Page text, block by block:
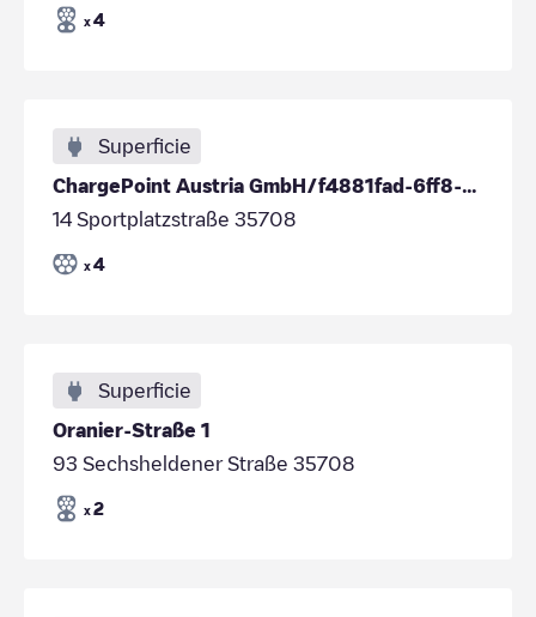
x 4
Superficie
ChargePoint Austria GmbH/f4881fad-6ff8-4a53-bae8-2f33f6fdb763
14 Sportplatzstraße 35708
x 4
Superficie
Oranier-Straße 1
93 Sechsheldener Straße 35708
x 2